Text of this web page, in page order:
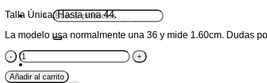
Buscar
por:
0,00€ 0
Talla Única: Hasta una 44.
La modelo usa normalmente una 36 y mide 1.60cm. Dudas
Chaqueta
Trasparente
cantidad
Añadir al carrito